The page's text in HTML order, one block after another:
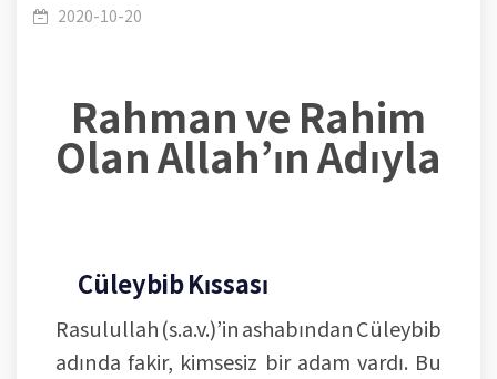
2020-10-20
Rahman ve Rahim
Olan Allah’ın Adıyla
Cüleybib Kıssası
Rasulullah (s.a.v.)’in ashabından Cüleybib
adında fakir, kimsesiz bir adam vardı. Bu